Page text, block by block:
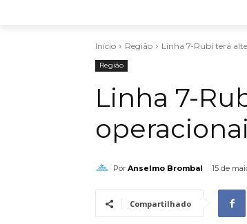
Início Região Linha 7-Rubi terá
Região
Linha 7-
Por Anselmo Brombal 15 de
Compartilhado